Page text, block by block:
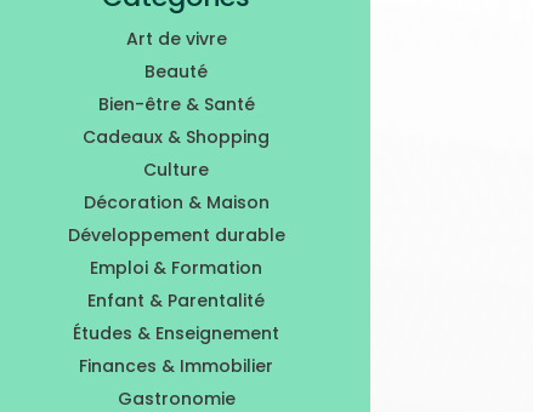
Art de vivre
Beauté
Bien-être & Santé
Cadeaux & Shopping
Culture
Décoration & Maison
Développement durable
Emploi & Formation
Enfant & Parentalité
Études & Enseignement
Finances & Immobilier
Gastronomie